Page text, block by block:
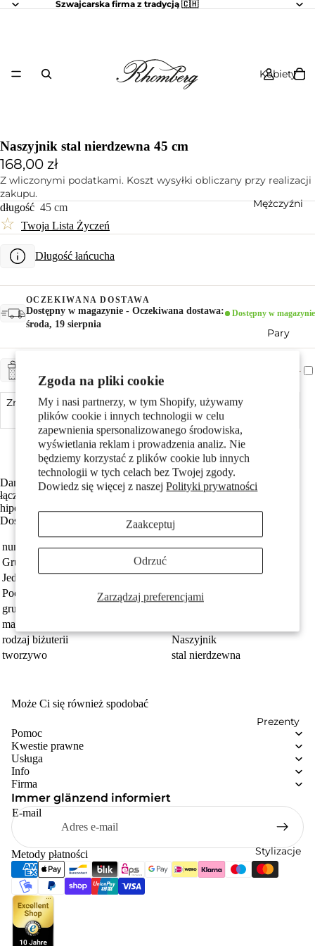
Zgoda na pliki cookie
My i nasi partnerzy, w tym Shopify, używamy
plików cookie i innych technologii w celu
zapewnienia spersonalizowanego środowiska,
wyświetlania reklam i prowadzenia analiz. Nie
będziemy korzystać z plików cookie lub innych
technologii w tych celach bez Twojej zgody.
Dowiedz się więcej z naszejPolityki prywatności
Zarządzaj preferencjami
Zaakceptuj
Odrzuć
Szwajcarska firma z tradycją 🇨🇭
Kobiety
Mężczyźni
Pary
Prezenty
Stylizacje
Naszyjnik stal nierdzewna 45 cm
168,00 zł
Z wliczonymi podatkami. Koszt wysyłki obliczany przy realizacji
zakupu.
długość 45 cm
☆ Twoja Lista Życzeń
Długość łańcucha
OCZEKIWANA DOSTAWA
Dostępny w magazynie - Oczekiwana dostawa:
środa, 19 sierpnia
Dostępny w magazynie
+ CHF 5.-
Zmniejsz ilość
Zwiększ ilość Dodaj do koszyka
Made in Austria
Szczególnie łatwy w pielęgnacji i przyjazny dla skóry
Damski naszyjnik typu colier wykonany ze stali nierdzewnej, który
łączy w sobie nowoczesny design i trwałość. Lekki, delikatny i
hipoalergiczny, idealny na co dzień oraz na specjalne okazje.
Doskonały wybór dla kobiet ceniących elegancję i wygodę.
numer zamówienia
304488
Grupa docelowa
Jednostka
sztuka
Pochodzenie
Made in Austria
grubość materiału
marka
rodzaj biżuterii
Naszyjnik
tworzywo
stal nierdzewna
Może Ci się również spodobać
Pomoc
Kwestie prawne
Usługa
Info
Firma
Immer glänzend informiert
E-mail
Metody płatności